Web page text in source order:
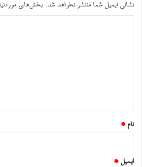
نشانی ایمیل شما منتشر نخواهد شد. بخش‌های
*
نام *
ایمیل *